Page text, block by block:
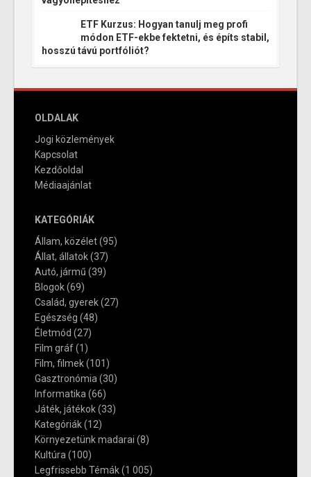
ETF Kurzus: Hogyan tanulj meg profi
módon ETF-ekbe fektetni, és építs stabil,
hosszú távú portfóliót?
OLDALAK
Jogi közlemények
Kapcsolat
Kezdőoldal
Médiaajánlat
KATEGÓRIÁK
Állam, közélet(95)
Állat, állatok(37)
Autó, jármű (39)
Blogok(69)
Család, gyerek(27)
Egészség (48)
Életmód (27)
Film gráf(1)
Film, filmek(101)
Gasztronómia(30)
Informatika(66)
Játék, játékok(33)
Kategóriák(12)
Környezetünk madarai (8)
Kultúra(100)
Legfrissebb Témák(1 005)